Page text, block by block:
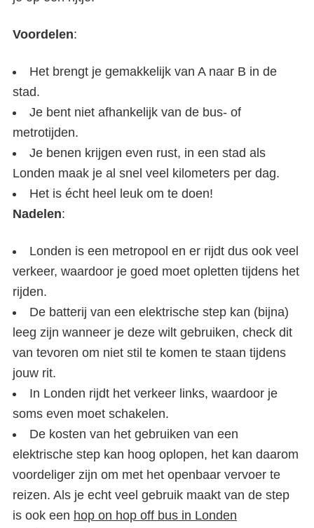
Voordelen:
Het brengt je gemakkelijk van A naar B in de
stad.
Je bent niet afhankelijk van de bus- of
metrotijden.
Je benen krijgen even rust, in een stad als
Londen maak je al snel veel kilometers per dag.
Het is écht heel leuk om te doen!
Nadelen:
Londen is een metropool en er rijdt dus ook veel
verkeer, waardoor je goed moet opletten tijdens het
rijden.
De batterij van een elektrische step kan (bijna)
leeg zijn wanneer je deze wilt gebruiken, check dit
van tevoren om niet stil te komen te staan tijdens
jouw rit.
In Londen rijdt het verkeer links, waardoor je
soms even moet schakelen.
De kosten van het gebruiken van een
elektrische step kan hoog oplopen, het kan daarom
voordeliger zijn om met het openbaar vervoer te
reizen. Als je echt veel gebruik maakt van de step
is ook een hop on hop off bus in Londen